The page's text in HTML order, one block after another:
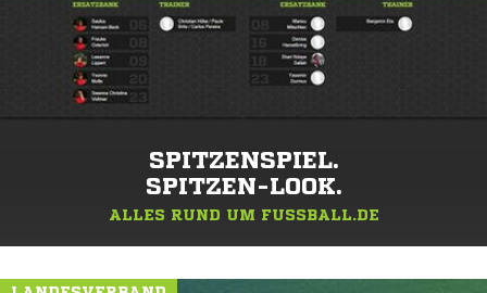
SPITZENSPIEL.
SPITZEN-LOOK.
ALLES RUND UM FUSSBALL.DE